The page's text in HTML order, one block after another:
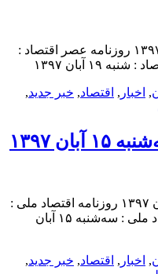
روزنامه عصر اقتصاد : شنبه ۱۹ آبان ۱۳۹۷ روزنامه عصر اقتصاد :
, اخبار , اقتصاد, خبر جدید,
۱۳۹۷
روزنامه اقتصاد ملی : سه‌شنبه ۱۵ آبان ۱۳۹۷ روزنامه اقتصاد ملی :
سه‌شنبه ۱۵ آبان ۱۳۹۷ روزنامه اقتصاد ملی : سه‌شنبه ۱۵ آبان
, اخبار , اقتصاد, خبر جدید,